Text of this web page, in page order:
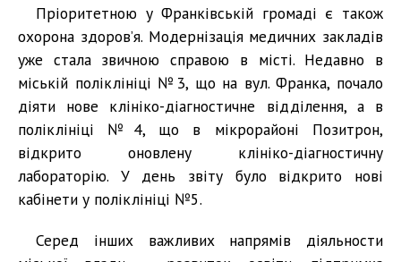
Пріоритетною у Франківській громаді є також
охорона здоров’я. Модернізація медичних закладів
уже стала звичною справою в місті. Недавно в
міській поліклініці №3, що на вул. Франка, почало
діяти нове клініко-діагностичне відділення, а в
поліклініці №4, що в мікрорайоні Позитрон,
відкрито оновлену клініко-діагностичну
лабораторію. У день звіту було відкрито нові
кабінети у поліклініці №5.
Серед інших важливих напрямів діяльности